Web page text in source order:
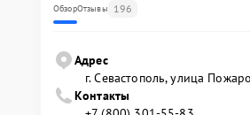
ОбзорОтзывы 196
Адрес
г. Севастополь, улица
Контакты